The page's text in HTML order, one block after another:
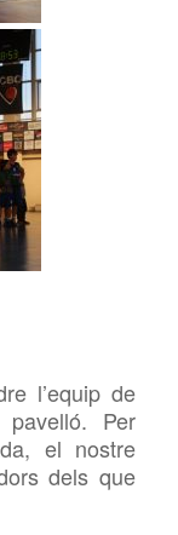
l’equip de
Per
el nostre
dels que